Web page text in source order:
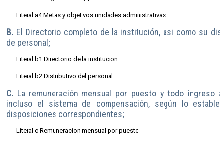
Literal a4 Metas y objetivos unidades administrativas
B. El Directorio completo de la institución, asi como su
de personal;
Literal b1 Directorio de la institucion
Literal b2 Distributivo del personal
C. La remuneración mensual por puesto y todo ingreso
incluso el sistema de compensación, según lo
disposiciones correspondientes;
Literal c Remuneracion mensual por puesto